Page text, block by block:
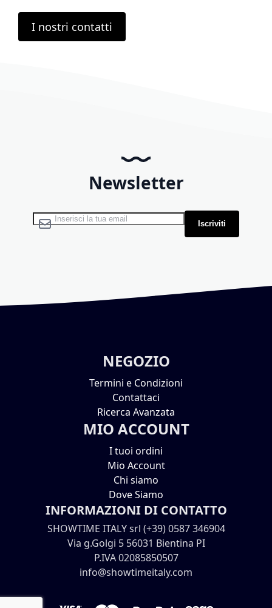
I nostri contatti
Newsletter
Iscriviti alla nostra Newsletter: Iscriviti
NEGOZIO
Termini e Condizioni
Contattaci
Ricerca Avanzata
MIO ACCOUNT
I tuoi ordini
Mio Account
Chi siamo
Dove Siamo
INFORMAZIONI DI CONTATTO
SHOWTIME ITALY srl (+39) 0587 346904
Via g.Golgi 5 56031 Bientina PI
P.IVA 02085850507
info@showtimeitaly.com